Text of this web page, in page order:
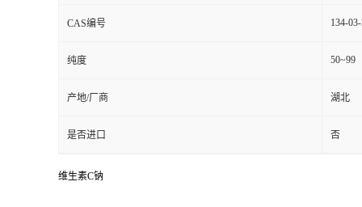
CAS编号 134-
纯度 50~99
产地/厂商 湖北
是否进口 否
维生素C钠